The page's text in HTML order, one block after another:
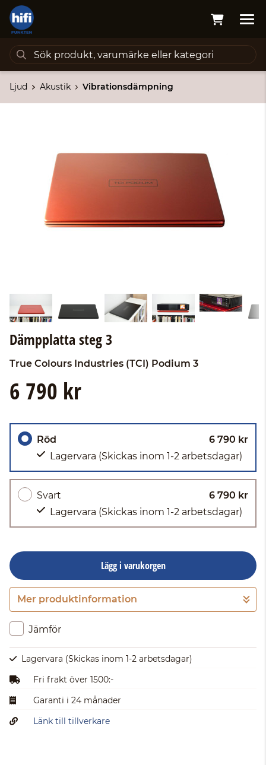
Ljud Akustik Vibrationsdämpning
Dämpplatta steg 3
True Colours Industries (TCI) Podium 3
6 790 kr
Röd
6 790 kr
Lagervara (Skickas inom 1-2 arbetsdagar)
Svart
6 790 kr
Lagervara (Skickas inom 1-2 arbetsdagar)
Lägg i varukorgen
Gå till kassan
Mer produktinformation
Jämför
Lagervara (Skickas inom 1-2 arbetsdagar)
Fri frakt över 1500:-
Garanti i 24 månader
Länk till tillverkare